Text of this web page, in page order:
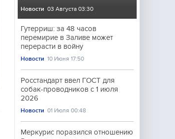
Новости 03 Августа 03:30
Гутерриш: за 48 часов
перемирие в Заливе может
перерасти в войну
Новости 10 Июня 17:50
Росстандарт ввел ГОСТ для
собак-проводников с 1 июля
2026
Новости 01 Июля 00:48
Меркурис поразился отношению